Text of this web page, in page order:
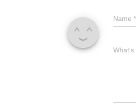
Name *
What's